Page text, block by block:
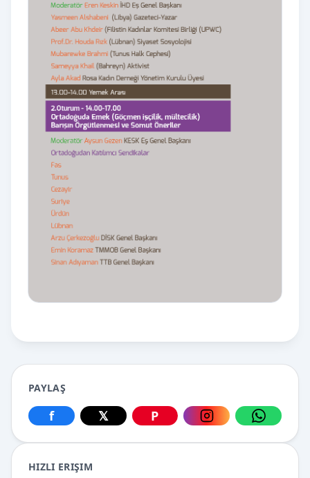
PAYLAŞ
Facebook üzerinden paylaş
f
X üzerinden paylaş
𝕏
Pinterest üzerinden paylaş
P
Instagram
HIZLI ERIŞIM